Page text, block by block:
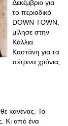
Δεκέμβριο για
το περιοδικό
DOWΝ TOWN,
μίλησε στην
Κάλλια
Καστάνη για τα
πέτρινα χρόνια,
κανένας. Το
Κι από ένα